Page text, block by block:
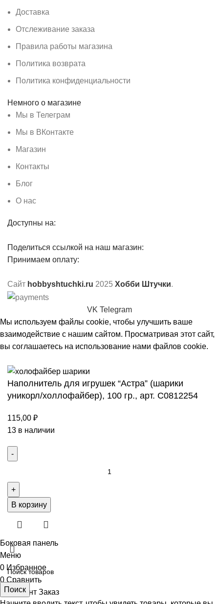
Доставка
Отслеживание заказа
Правила работы магазина
Политика возврата
Политика конфиденциальности
Немного о магазине
Мы в Телеграм
Мы в ВКонтакте
Магазин
Контакты
Блог
О нас
Доступны на:
Поделиться ссылкой на наш магазин:
Принимаем оплату:
Сайт hobbyshtuchki.ru 2025 Хобби Штучки.
VK Telegram
Мы используем файлы cookie, чтобы улучшить ваше
взаимодействие с нашим сайтом. Просматривая этот сайт,
вы соглашаетесь на использование нами файлов cookie.
Наполнитель для игрушек “Астра” (шарики
уникорл/холлофайбер), 100 гр., арт. С0812254
115,00 ₽
13 в наличии
Наполнитель
для
"Астра"
(шарики
уникорл/
холлофайбер),
100
гр.,
арт.
В корзину
Поиск
Боковая панель
Меню
0 Избранное
0 Сравнить
0 элемент Заказ